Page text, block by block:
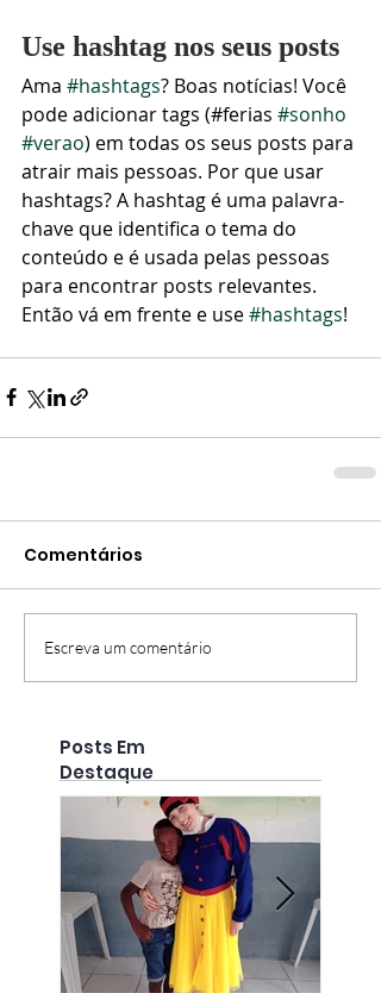
Use hashtag nos seus posts
Ama #hashtags? Boas notícias! Você
pode adicionar tags (#ferias #sonho
#verao) em todas os seus posts para
atrair mais pessoas. Por que usar
hashtags? A hashtag é uma palavra-
chave que identifica o tema do
conteúdo e é usada pelas pessoas
para encontrar posts relevantes.
Então vá em frente e use #hashtags!
Comentários
Escreva um comentário
Posts Em
Destaque